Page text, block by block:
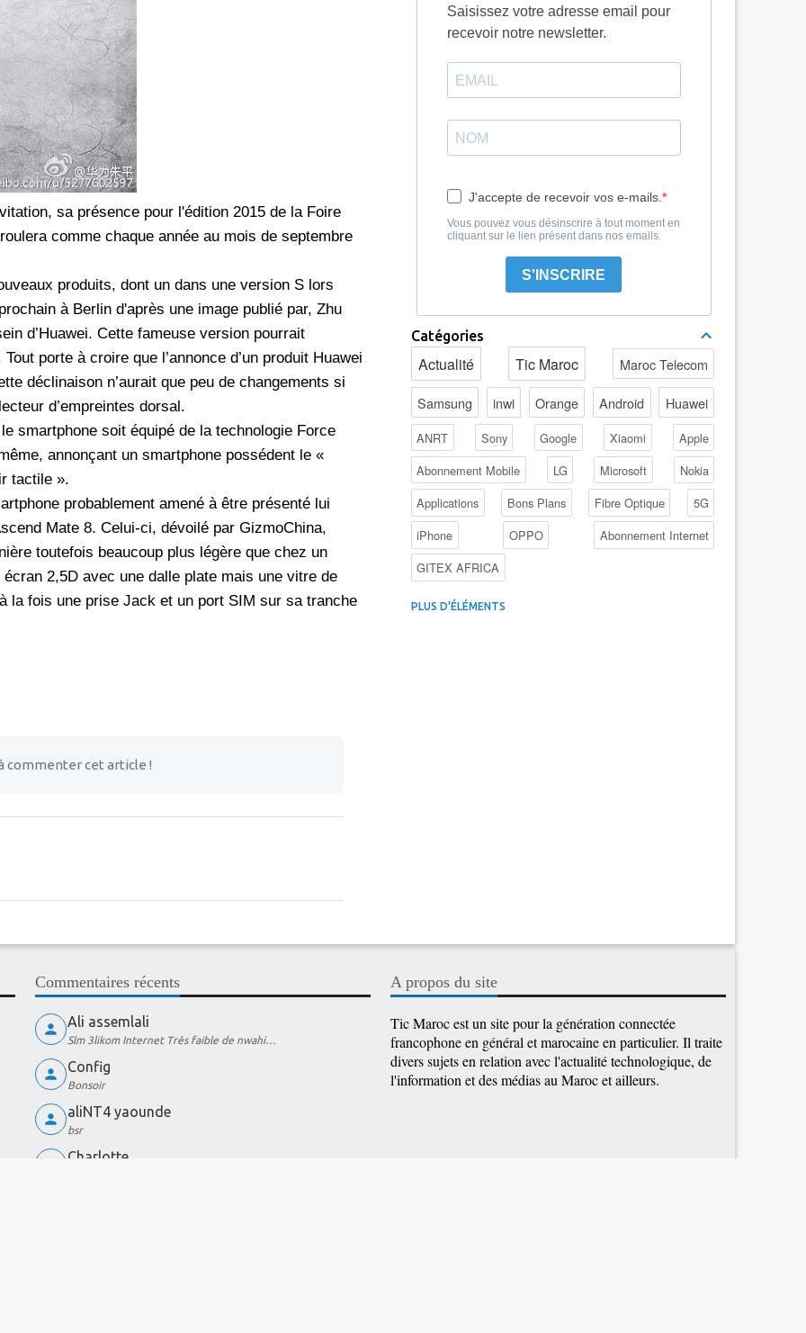
sa présence pour l'édition 2015 de la Foire
comme chaque année au mois de septembre
produits, dont un dans une version S lors
à Berlin d'après une image publié par, Zhu
d’Huawei. Cette fameuse version pourrait
porte à croire que l’annonce d’un produit Huawei
déclinaison n’aurait que peu de changements si
d’empreintes dorsal.
smartphone soit équipé de la technologie Force
annonçant un smartphone possédent le «
tactile ».
probablement amené à être présenté lui
Mate 8. Celui-ci, dévoilé par GizmoChina,
toutefois beaucoup plus légère que chez un
2,5D avec une dalle plate mais une vitre de
la fois une prise Jack et un port SIM sur sa tranche
commenter cet article !
Saisissez votre adresse email pour
recevoir notre newsletter.
J'accepte de recevoir vos e-mails.
Vous pouvez vous désinscrire à tout moment en
cliquant sur le lien présent dans nos emails.
S'INSCRIRE
Catégories
Actualité Tic Maroc Maroc Telecom
Samsung inwi Orange Android Huawei
ANRT Sony Google Xiaomi
Apple
Abonnement Mobile
LG Microsoft
Nokia
Applications
Bons Plans Fibre Optique
5G
iPhone
OPPO
Abonnement Internet
GITEX AFRICA
4G au Maroc
PLUS D'ÉLÉMENTS
Commentaires récents
Ali assemlali
Slm 3likom Internet Très faible de nwahi…
Config
Bonsoir
aliNT4 yaounde
bsr
Charlotte
A propos du site
Tic Maroc est un site pour la génération connectée
francophone en général et marocaine en particulier. Il traite
divers sujets en relation avec l'actualité technologique, de
l'information et des médias au Maroc et ailleurs.